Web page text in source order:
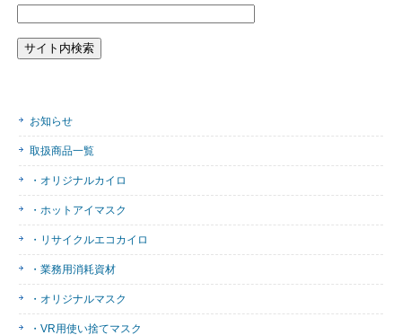
お知らせ
取扱商品一覧
・オリジナルカイロ
・ホットアイマスク
・リサイクルエコカイロ
・業務用消耗資材
・オリジナルマスク
・VR用使い捨てマスク